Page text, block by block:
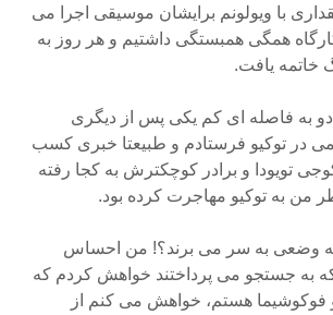
با ویولونم برایشان موسیقی اجرا می
همگی همبستگی داشتیم و هر روز به
خاتمه یافت.
دو به فاصله ای کم یکی پس از دیگری
در توکیو فرستادم و طبیعتا خبری کسب
تویودا و برادر کوچکترش به کجا رفته
من به توکیو مهاجرت کرده بود.
چه وضعی به سر می برند؟! من احساس
به جستجو می پرداختند خواهش کردم که
فوکوشیما هستم، خواهش می کنم از